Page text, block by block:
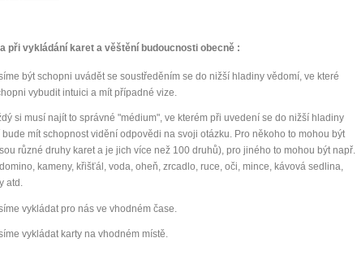
tipů pro zdravý a
život
... všechny tipy zdarma.
že jste unaveni hned jak ráno vstanete?
vnést do života rovnováhu
při vykládání karet a věštění budoucnosti obecně :
být schopni uvádět se soustředěním se do nižší hladiny vědomí, ve které
vybudit intuici a mít případné vize.
si musí najít to správné "médium", ve kterém při uvedení se do nižší hladiny
mít schopnost vidění odpovědi na svoji otázku. Pro někoho to mohou být
různé druhy karet a je jich více než 100 druhů), pro jiného to mohou být např.
domino, kameny, křišťál, voda, oheň, zrcadlo, ruce, oči, mince, kávová sedlina,
atd.
vykládat pro nás ve vhodném čase.
vykládat karty na vhodném místě.